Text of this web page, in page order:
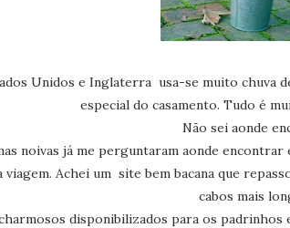
Unidos e Inglaterra usa-se muito chuva
especial do casamento. Tudo é
Não sei aonde
noivas já me perguntaram aonde
viagem. Achei um site bem bacana que
cabos mais
disponibilizados para os padrinhos